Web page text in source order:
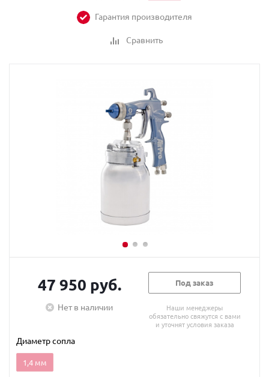
Гарантия производителя
Сравнить
47 950 руб.
Нет в наличии
Под заказ
Наши менеджеры
обязательно свяжутся с вами
и уточнят условия заказа
Диаметр сопла
1,4 мм